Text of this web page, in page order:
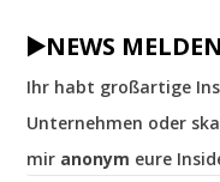
▶️NEWS
Ihr habt großartige
Unternehmen oder
mir anonym eure